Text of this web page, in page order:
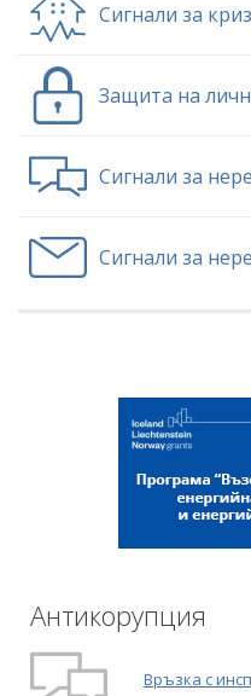
Сигнали за
Защита на
Сигнали за
Сигнали за
Антикорупция
Връзка с